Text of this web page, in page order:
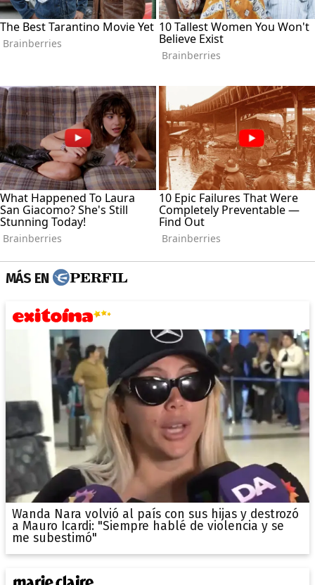
MÁS EN
Wanda Nara volvió al país con sus hijas y destrozó
a Mauro Icardi: "Siempre hablé de violencia y se
me subestimó"